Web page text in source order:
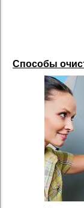
Способы